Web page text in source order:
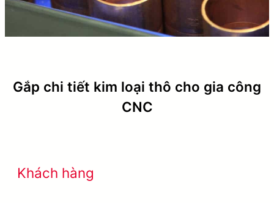
Gắp chi tiết kim loại thô cho gia công
CNC
Khách hàng